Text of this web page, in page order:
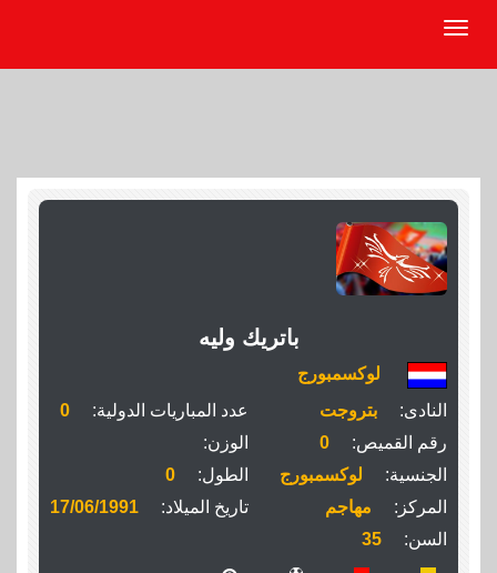
باتريك وليه
لوكسمبورج
النادى:
بتروجت عدد المباريات الدولية:
0
رقم القميص:
0
الوزن:
الجنسية:
لوكسمبورج الطول:
0
المركز:
مهاجم تاريخ الميلاد:
17/06/1991
السن:
35